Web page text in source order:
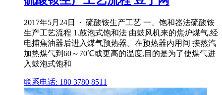
2017年5月24日 · 硫酸铵生产工艺 一、饱和器法硫酸铵
生产工艺流程 1.鼓泡式饱和法 由鼓风机来的焦炉煤气,经
电捕焦油器后进入煤气预热器。在预热器内用间 接蒸汽
加热煤气到60～70℃或更高的温度,目的是为了使煤气进
入鼓泡式饱和
联系电话: 180 3780 8511